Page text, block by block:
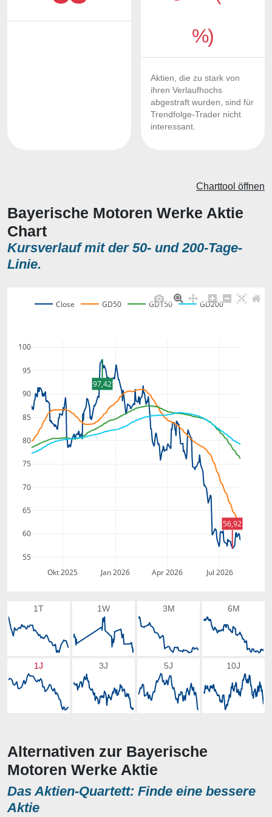
%)
Aktien, die zu stark von
ihren Verlaufhochs
abgestraft wurden, sind für
Trendfolge-Trader nicht
interessant.
Bayerische Motoren Werke Aktie
Chart
Kursverlauf mit der 50- und 200-Tage-
Linie.
Charttool öffnen
Okt 2025 Jan 2026 Apr 2026 Jul 2026
55
60
65
70
75
80
85
90
95
100
Close GD50 GD150 GD200
97,42
56,92
1T 1W 3M 6M
1J 3J 5J 10J
Alternativen zur Bayerische
Motoren Werke Aktie
Das Aktien-Quartett: Finde eine bessere
Aktie